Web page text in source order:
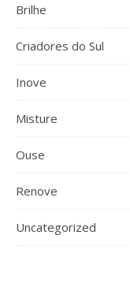
Brilhe
Criadores do Sul
Inove
Misture
Ouse
Renove
Uncategorized